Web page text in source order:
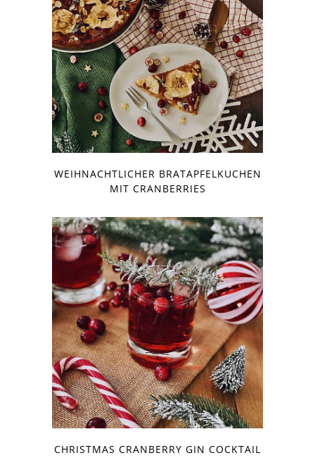
WEIHNACHTLICHER BRATAPFELKUCHEN
MIT CRANBERRIES
CHRISTMAS CRANBERRY GIN COCKTAIL